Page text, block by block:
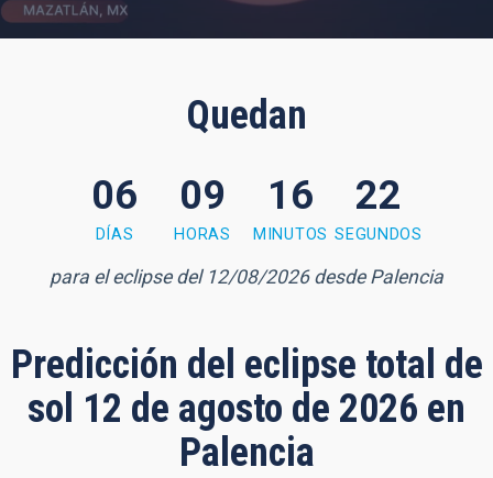
Quedan
20 seconds
06
DÍAS
09
HORAS
16
MINUTOS
21
SEGUNDOS
para el eclipse del 12/08/2026 desde Palencia
Predicción del eclipse total de
sol 12 de agosto de 2026 en
Palencia